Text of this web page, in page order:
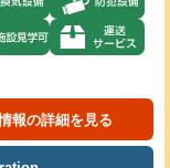
報の詳細を見る